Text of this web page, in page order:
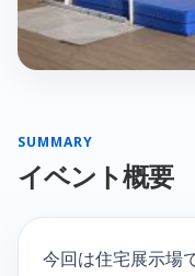
SUMMARY
イベント概要
今回は住宅展示場